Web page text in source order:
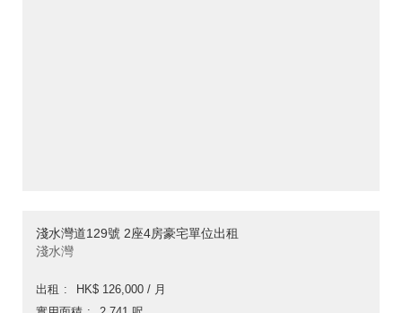
淺水灣道129號 2座4房豪宅單位出租
淺水灣
出租
HK$ 126,000 / 月